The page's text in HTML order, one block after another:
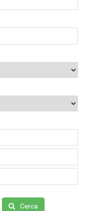
Cerca